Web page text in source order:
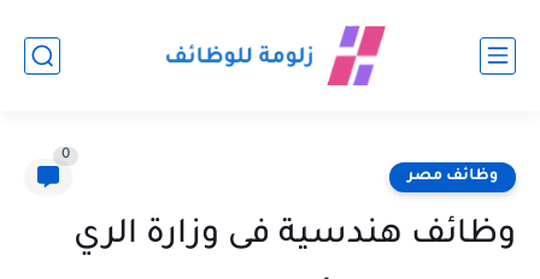
وظائف مصر
0
وظائف هندسية فى وزارة الري